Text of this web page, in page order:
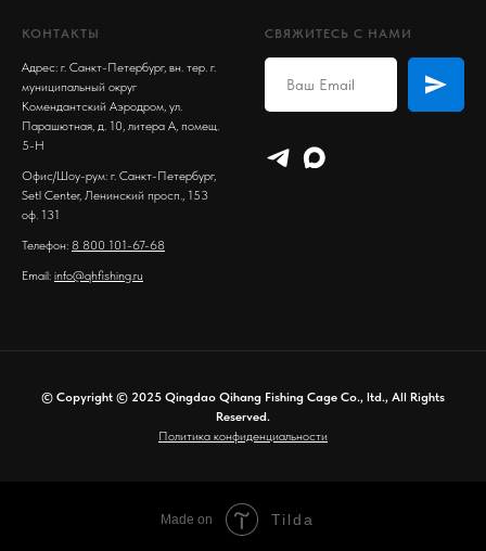
КОНТАКТЫ
Адрес: г. Санкт-Петербург, вн. тер. г.
муниципальный округ
Комендантский Аэродром, ул.
Парашютная, д. 10, литера А, помещ.
5-Н
Офис/Шоу-рум: г. Санкт-Петербург,
Setl Center, Ленинский просп., 153
оф. 131
Телефон: 8 800 101-67-68
Email: info@qhfishing.ru
СВЯЖИТЕСЬ С НАМИ
© Copyright © 2025 Qingdao Qihang Fishing Cage Co., ltd., All Rights
Reserved.
Политика конфиденциальности
Made on Tilda